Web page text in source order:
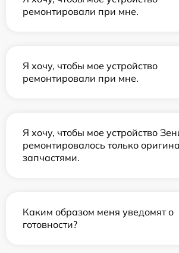
ремонтировали при мне.
Я хочу, чтобы мое устройство
ремонтировали при мне.
Я хочу, чтобы мое устройство
ремонтировалось только
запчастями.
Каким образом меня уведомят о
готовности?